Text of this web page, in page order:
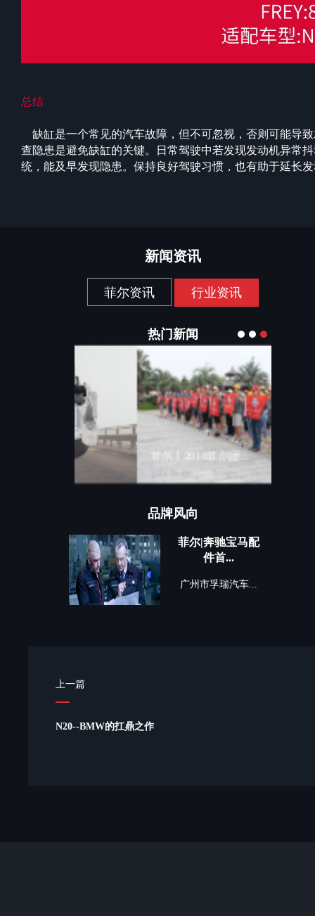
总结
缺缸是一个常见的汽车故障，但不可忽视，否则可能导
查隐患是避免缺缸的关键。日常驾驶中若发现发动机异常
统，能及早发现隐患。保持良好驾驶习惯，也有助于延长
新闻资讯
菲尔资讯 行业资讯
热门新闻
菲尔丨2018菲尔团...
品牌风向
菲尔|奔驰宝马配
件首...
广州市孚瑞汽车...
上一篇
N20--BMW的扛鼎之作